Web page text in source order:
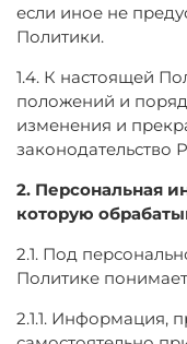
если иное не
Политики.
1.4. К настоящей
положений и
изменения и
законодательство
2. Персональная
которую
2.1. Под
Политике
2.1.1. Информация,